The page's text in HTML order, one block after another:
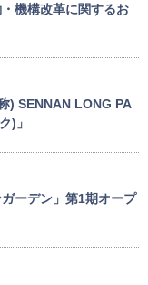
機構改革に関するお
) SENNAN LONG PA
)」
ガーデン」第1期オープ